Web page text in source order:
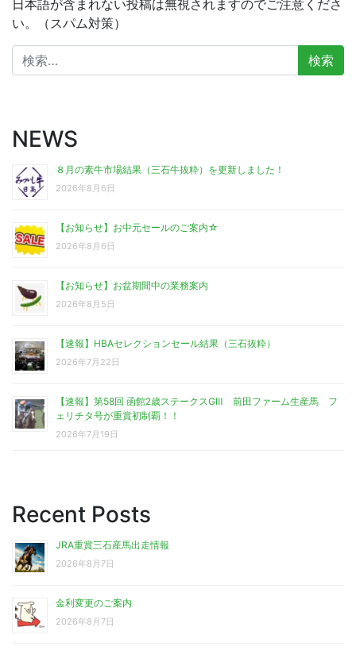
日本語が含まれない投稿は無視されますのでご注意くださ
い。（スパム対策）
検
索:
NEWS
８月の素牛市場結果（三石牛抜粋）を更新しました！
2026年8月6日
【お知らせ】お中元セールのご案内☆
2026年8月6日
【お知らせ】お盆期間中の業務案内
2026年8月5日
【速報】HBAセレクションセール結果（三石抜粋）
2026年7月22日
【速報】第58回 函館2歳ステークスGⅢ 前田ファーム生産馬 フ
ェリチタ号が重賞初制覇！！
2026年7月19日
Recent Posts
JRA重賞三石産馬出走情報
2026年8月7日
金利変更のご案内
2026年8月7日